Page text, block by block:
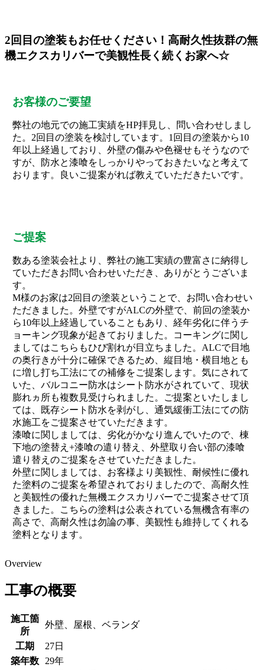
2回目の塗装もお任せください！高耐久性抜群の無
機エクスカリバーで美観性長く続くお家へ☆
お客様のご要望
弊社の地元での施工実績をHP拝見し、問い合わせしまし
た。2回目の塗装を検討しています。1回目の塗装から10
年以上経過しており、外壁の傷みや色褪せもそうなので
すが、防水と漆喰をしっかりやっておきたいなと考えて
おります。良いご提案がれば教えていただきたいです。
ご提案
数ある塗装会社より、弊社の施工実績の豊富さに納得し
ていただきお問い合わせいただき、ありがとうございま
す。
M様のお家は2回目の塗装ということで、お問い合わせい
ただきました。外壁ですがALCの外壁で、前回の塗装か
ら10年以上経過していることもあり、経年劣化に伴うチ
ョーキング現象が起きておりました。コーキングに関し
ましてはこちらもひび割れが目立ちました。ALCで目地
の奥行きが十分に確保できるため、縦目地・横目地とも
に増し打ち工法にての補修をご提案します。気にされて
いた、バルコニー防水はシート防水がされていて、現状
膨れヵ所も複数見受けられました。ご提案といたしまし
ては、既存シート防水を剥がし、通気緩衝工法にての防
水施工をご提案させていただきます。
漆喰に関しましては、劣化がかなり進んでいたので、棟
下地の塗替え+漆喰の遣り替え、外壁取り合い部の漆喰
遣り替えのご提案をさせていただきました。
外壁に関しましては、お客様より美観性、耐候性に優れ
た塗料のご提案を希望されておりましたので、高耐久性
と美観性の優れた無機エクスカリバーでご提案させて頂
きました。こちらの塗料は公表されている無機含有率の
高さで、高耐久性は勿論の事、美観性も維持してくれる
塗料となります。
Overview
工事の概要
施工箇
所
外壁、屋根、ベランダ
工期
27日
築年数
29年